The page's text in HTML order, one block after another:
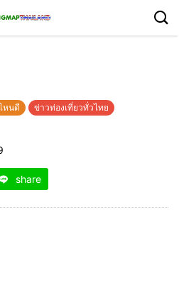
หนดี
ข่าวท่องเที่ยวทั่วไทย
share